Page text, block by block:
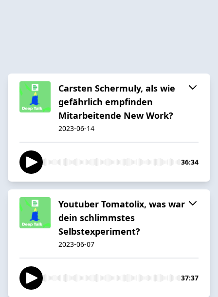
Carsten Schermuly, als wie
gefährlich empfinden
Mitarbeitende New Work?
2023-06-14
36:34
Youtuber Tomatolix, was war
dein schlimmstes
Selbstexperiment?
2023-06-07
37:37